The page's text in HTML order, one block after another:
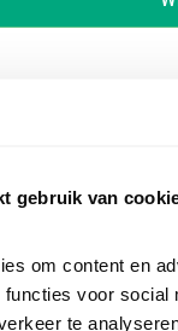
gebruik van
om content en
voor social
te